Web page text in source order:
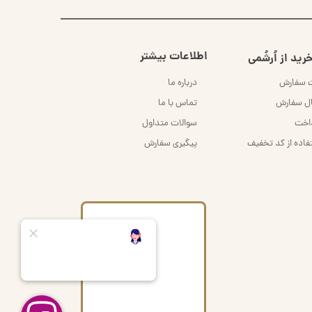
از اُرشُمی
سفارش
سفارش
از کد تخفیف
اطلاعات بیشتر
درباره ما
تماس با ما
سوالات متداول
پیگیری سفارش